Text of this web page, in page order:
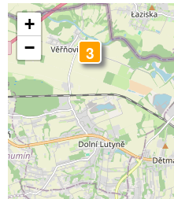
3
+
−